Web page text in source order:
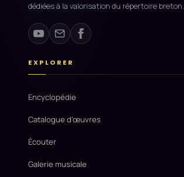
dédiées à la valorisation du répertoire breton.
EXPLORER
Encyclopédie
Catalogue d'œuvres
Écouter
Galerie musicale